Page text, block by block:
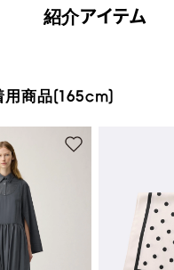
紹介アイテム
商品(165cm)